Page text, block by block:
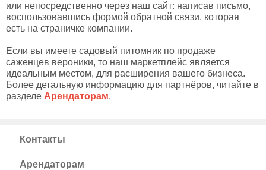
или непосредственно через наш сайт: написав письмо,
воспользовавшись формой обратной связи, которая
есть на страничке компании.
Если вы имеете садовый питомник по продаже
саженцев вероники, то наш маркетплейс является
идеальным местом, для расширения вашего бизнеса.
Более детальную информацию для партнёров, читайте в
разделе Арендаторам.
Контакты
Арендаторам